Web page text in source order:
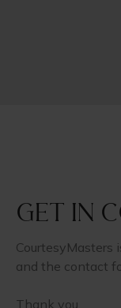
Get in
CourtesyMasters
and the contact
Thank you.